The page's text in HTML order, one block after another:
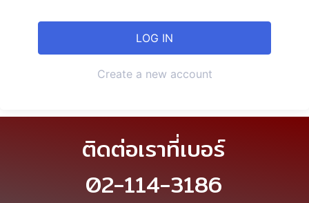
Create a new account
ติดต่อเราที่เบอร์
02-114-3186